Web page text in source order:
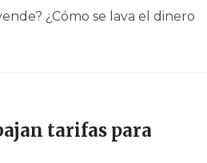
¿Cómo se lava el dinero
tarifas para